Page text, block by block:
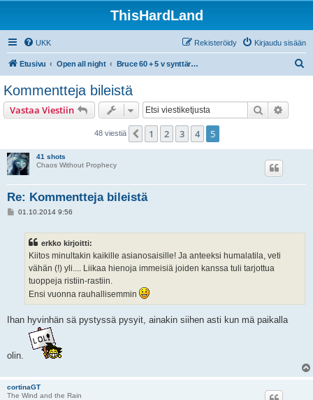
ThisHardLand
UKK Kirjaudu sisään
Rekisteröidy
Etusivu Open all night Bruce 60 + 5 v synttäribileet la 27.9.2014 Kuudes Linja, Helsinki
Kommentteja bileistä
Vastaa Viestiin Etsi
48 viestiä Edellinen
1 2 3 4 5
41 shots
Chaos Without Prophecy
Re: Kommentteja bileistä
V01.10.2014 9:56
erkko kirjoitti:
Kiitos minultakin kaikille asianosaisille! Ja anteeksi humalatila, veti
vähän (!) yli.... Liikaa hienoja immeisiä joiden kanssa tuli tarjottua
tuoppeja ristiin-rastiin.
Ensi vuonna rauhallisemmin
Ihan hyvinhän sä pystyssä pysyit, ainakin siihen asti kun mä paikalla
olin.
cortinaGT
The Wind and the Rain